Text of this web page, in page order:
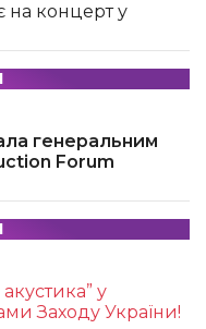
на концерт у
генеральним
Forum
у
Заходу України!